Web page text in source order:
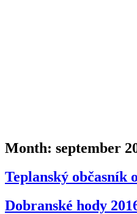
Month: september
Teplanský občasník
Dobranské hody